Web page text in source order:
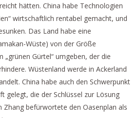
hätten. China habe Technologien
wirtschaftlich rentabel gemacht, und
Das Land habe eine
Wüste) von der Größe
„grünen Gürtel“ umgeben, der die
Wüstenland werde in Ackerland
China habe auch den Schwerpunkt
gelegt, die der Schlüssel zur Lösung
Zhang befürwortete den Oasenplan als